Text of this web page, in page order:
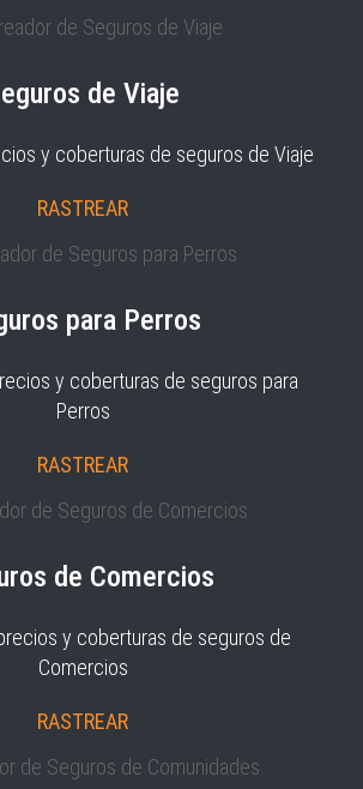
de Viaje
y coberturas de seguros de Viaje
RASTREAR
para Perros
y coberturas de seguros para
Perros
RASTREAR
de Comercios
y coberturas de seguros de
Comercios
RASTREAR